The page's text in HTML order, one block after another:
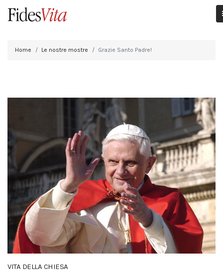
Home Le nostre mostre Grazie Santo Padre!
VITA DELLA CHIESA